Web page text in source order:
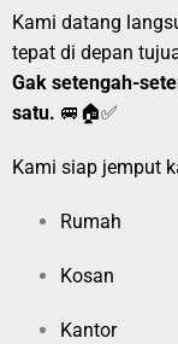
Kami datang
tepat di depan
Gak setengah-
satu. 🚐🏠✅
Kami siap jemput
Rumah
Kosan
Kantor